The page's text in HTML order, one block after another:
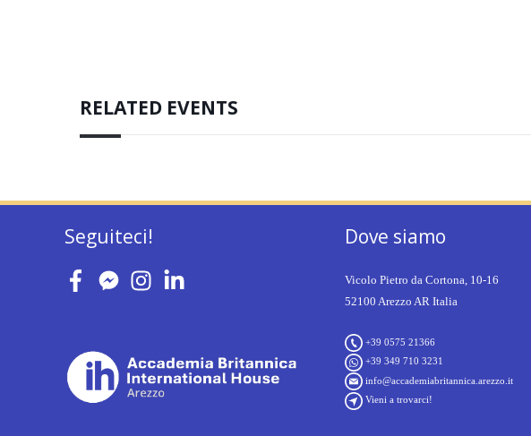
RELATED EVENTS
Seguiteci! Dove siamo
Vicolo Pietro da Cortona, 10-16
52100 Arezzo AR Italia
+39 0575 21366
+39 349 710 3231
info@accademiabritannica.arezzo.it
Vieni a trovarci!